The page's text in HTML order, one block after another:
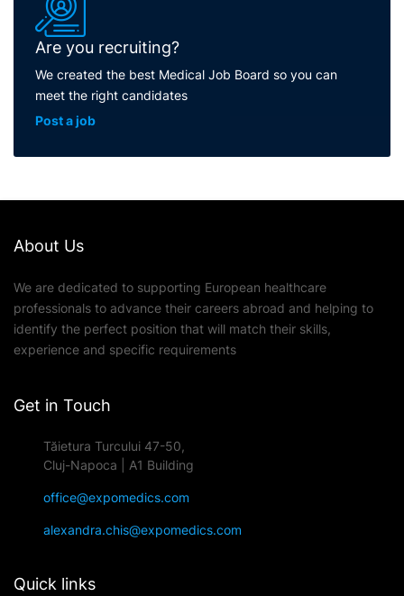
Are you recruiting?
We created the best Medical Job Board so you can
meet the right candidates
Post a job
About Us
We are dedicated to supporting European healthcare
professionals to advance their careers abroad and helping to
identify the perfect position that will match their skills,
experience and specific requirements
Get in Touch
Tăietura Turcului 47-50,
Cluj-Napoca | A1 Building
office@expomedics.com
alexandra.chis@expomedics.com
Quick links